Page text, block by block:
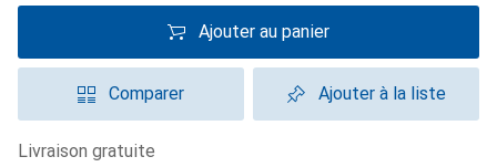
Ajouter au panier
Comparer Ajouter à la liste
livraison gratuite